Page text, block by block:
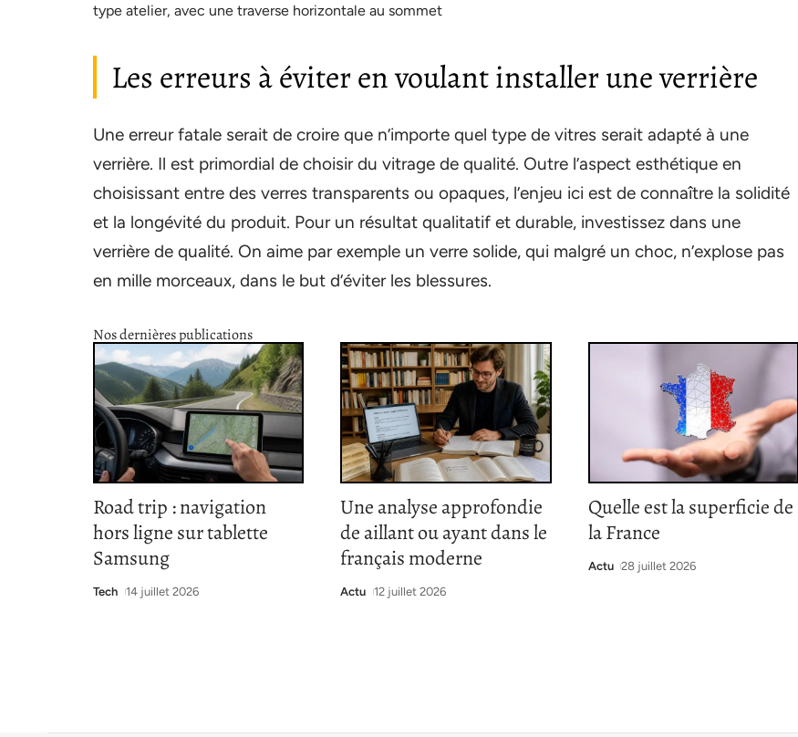
type atelier, avec une traverse horizontale au sommet
Les erreurs à éviter en voulant installer une verrière
Une erreur fatale serait de croire que n’importe quel type de vitres serait adapté à une
verrière. Il est primordial de choisir du vitrage de qualité. Outre l’aspect esthétique en
choisissant entre des verres transparents ou opaques, l’enjeu ici est de connaître la solidité
et la longévité du produit. Pour un résultat qualitatif et durable, investissez dans une
verrière de qualité. On aime par exemple un verre solide, qui malgré un choc, n’explose pas
en mille morceaux, dans le but d’éviter les blessures.
Nos dernières publications
Road trip : navigation
hors ligne sur tablette
Samsung
Tech 14 juillet 2026
Une analyse approfondie
de aillant ou ayant dans le
français moderne
Actu 12 juillet 2026
Quelle est la superficie de
la France
Actu 28 juillet 2026